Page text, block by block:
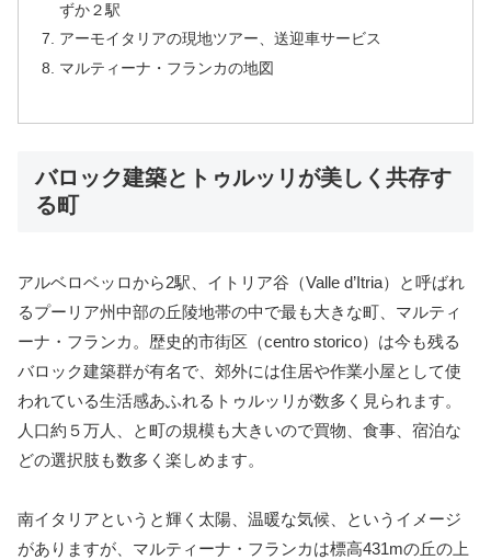
ずか２駅
アーモイタリアの現地ツアー、送迎車サービス
マルティーナ・フランカの地図
バロック建築とトゥルッリが美しく共存す
る町
アルベロベッロから2駅、イトリア谷（Valle d’Itria）と呼ばれ
るプーリア州中部の丘陵地帯の中で最も大きな町、マルティ
ーナ・フランカ。歴史的市街区（centro storico）は今も残る
バロック建築群が有名で、郊外には住居や作業小屋として使
われている生活感あふれるトゥルッリが数多く見られます。
人口約５万人、と町の規模も大きいので買物、食事、宿泊な
どの選択肢も数多く楽しめます。
南イタリアというと輝く太陽、温暖な気候、というイメージ
がありますが、マルティーナ・フランカは標高431mの丘の上